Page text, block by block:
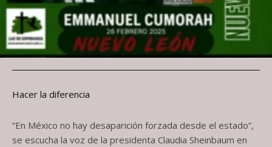
Hacer la diferencia
“En México no hay desaparición forzada desde el estado”,
se escucha la voz de la presidenta Claudia Sheinbaum en